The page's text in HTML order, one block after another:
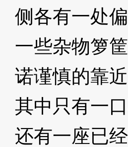
侧各有一处
一些杂物箩
诺谨慎的靠
其中只有一
还有一座已